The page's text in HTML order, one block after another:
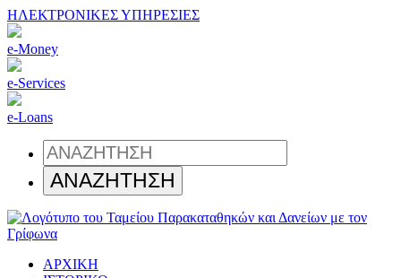
ΗΛΕΚΤΡΟΝΙΚΕΣ ΥΠΗΡΕΣΙΕΣ
e-Money
e-Services
e-Loans
ΑΡΧΙΚΗ